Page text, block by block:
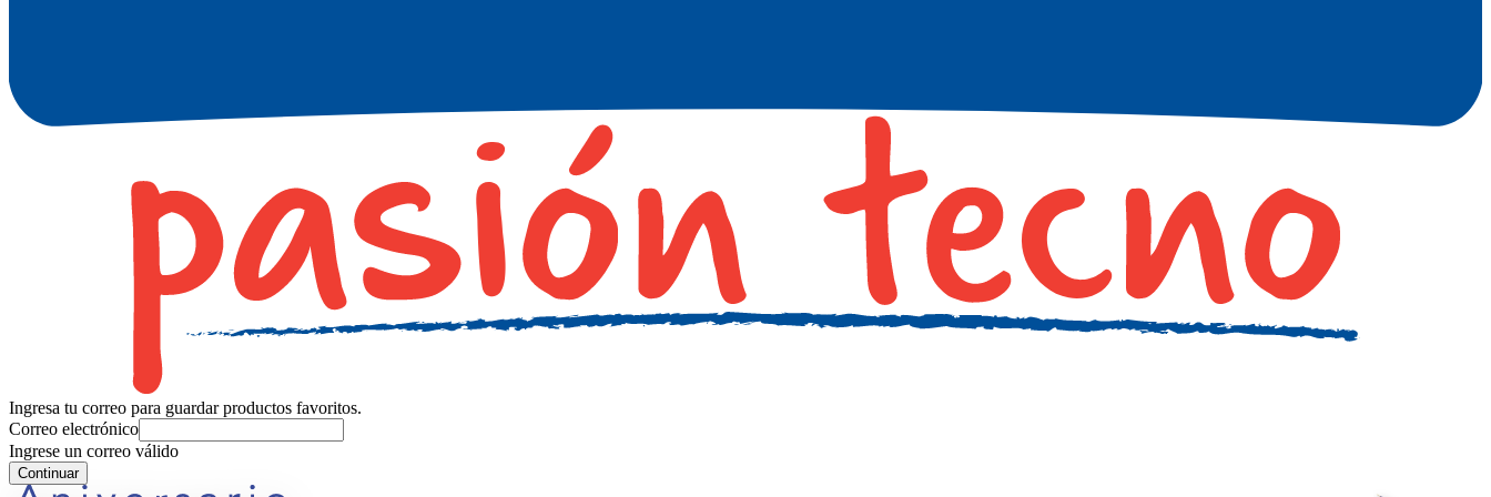
Ingresa tu correo para guardar productos favoritos.
Correo electrónico
Ingrese un correo válido
Continuar